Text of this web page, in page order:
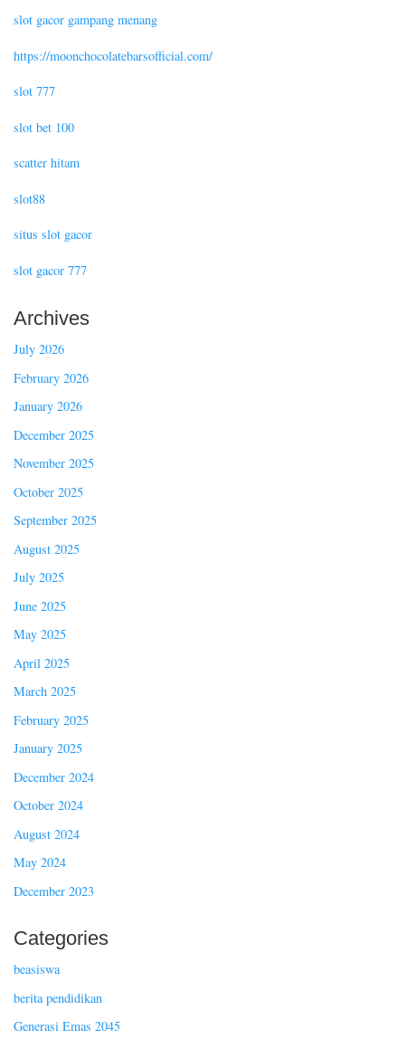
slot gacor gampang menang
https://moonchocolatebarsofficial.com/
slot 777
slot bet 100
scatter hitam
slot88
situs slot gacor
slot gacor 777
Archives
July 2026
February 2026
January 2026
December 2025
November 2025
October 2025
September 2025
August 2025
July 2025
June 2025
May 2025
April 2025
March 2025
February 2025
January 2025
December 2024
October 2024
August 2024
May 2024
December 2023
Categories
beasiswa
berita pendidikan
Generasi Emas 2045